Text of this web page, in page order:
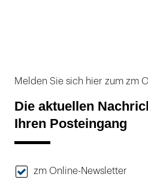
Melden Sie sich hier zum zm
Die aktuellen
Ihren Posteingang
zm Online-Newsletter